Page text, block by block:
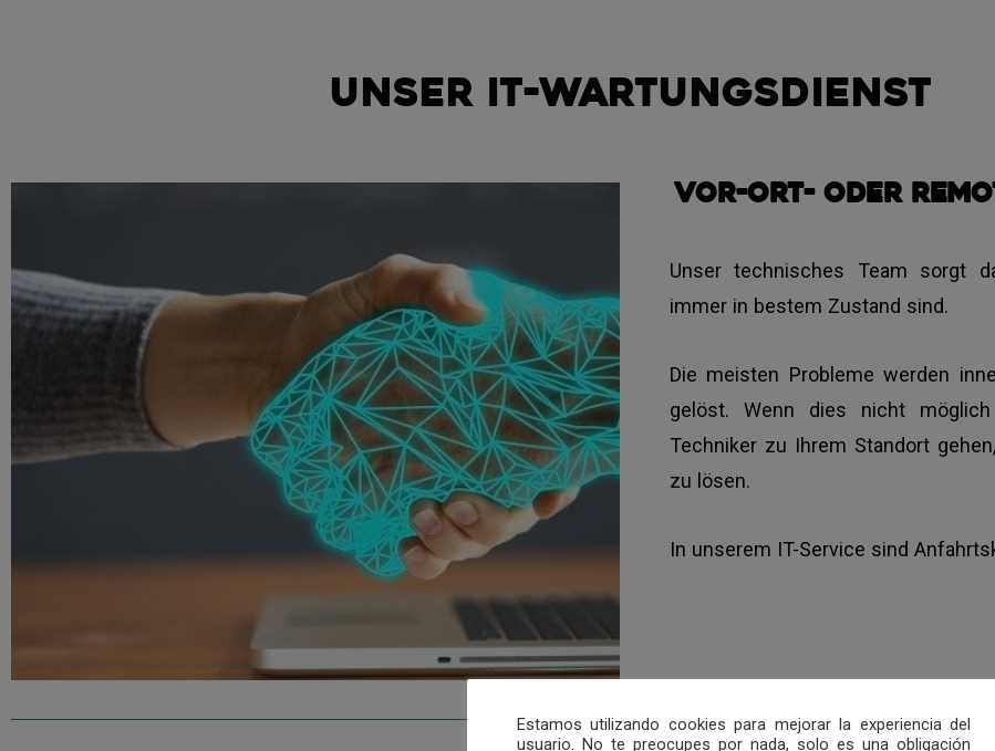
Unser IT-Wartungsdienst
Vor-Ort- oder
Unser technisches Team sorgt
immer in bestem Zustand sind.
Die meisten Probleme werden
gelöst. Wenn dies nicht
Techniker zu Ihrem Standort
zu lösen.
In unserem IT-Service sind
Estamos utilizando cookies para mejorar la experiencia del
usuario. No te preocupes por nada, solo es una obligación